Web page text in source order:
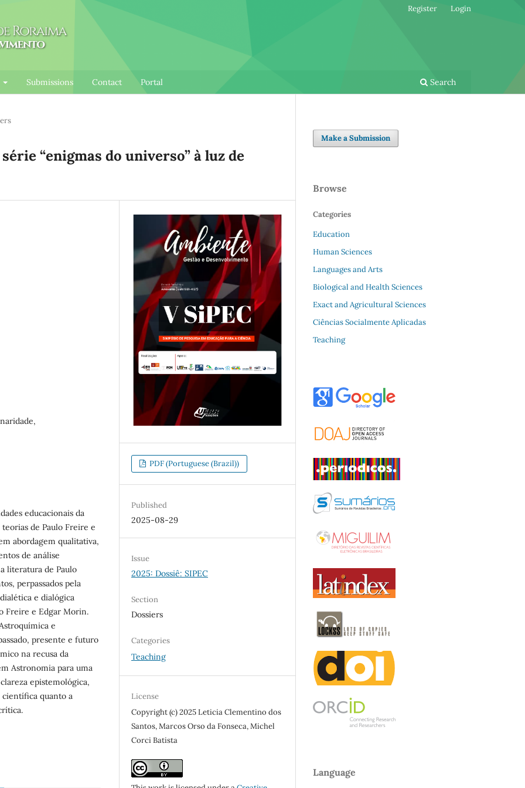
Submissions Contact Portal Search
Register Login
“enigmas do universo” à luz de
educacionais da
de Paulo Freire e
abordagem qualitativa,
de análise
literatura de Paulo
perpassados pela
e dialógica
Freire e Edgar Morin.
e
presente e futuro
na recusa da
Astronomia para uma
epistemológica,
quanto a
PDF (Portuguese (Brazil))
Published
2025-08-29
Issue
2025: Dossiê: SIPEC
Section
Dossiers
Categories
Teaching
License
Copyright (c) 2025 Leticia Clementino dos
Santos, Marcos Orso da Fonseca, Michel
Corci Batista
Make a Submission
Browse
Categories
Education
Human Sciences
Languages and Arts
Biological and Health Sciences
Exact and Agricultural Sciences
Ciências Socialmente Aplicadas
Teaching
Language